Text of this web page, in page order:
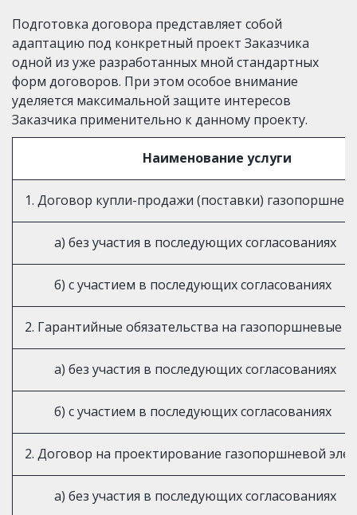
Подготовка договора представляет собой
адаптацию под конкретный проект Заказчика
одной из уже разработанных мной стандартных
форм договоров. При этом особое внимание
уделяется максимальной защите интересов
Заказчика применительно к данному проекту.
Наименование услуги
1. Договор купли-продажи (поставки)
а) без участия в последующих согласованиях
б) с участием в последующих согласованиях
2. Гарантийные обязательства на газопоршневые
а) без участия в последующих согласованиях
б) с участием в последующих согласованиях
2. Договор на проектирование газопоршневой
а) без участия в последующих согласованиях